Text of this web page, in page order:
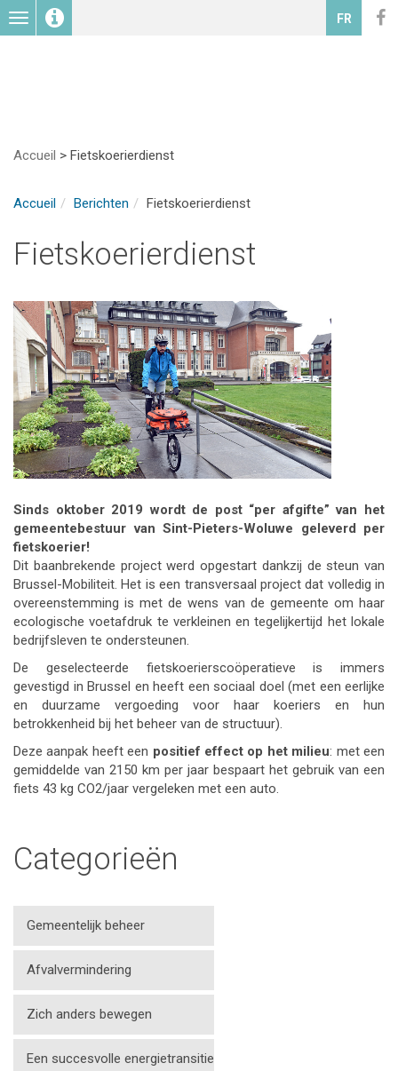
Toggle
navigation
FR
Accueil > Fietskoerierdienst
Accueil Berichten Fietskoerierdienst
Fietskoerierdienst
Sinds oktober 2019 wordt de post “per afgifte” van het
gemeentebestuur van Sint-Pieters-Woluwe geleverd per
fietskoerier!
Dit baanbrekende project werd opgestart dankzij de steun van
Brussel-Mobiliteit. Het is een transversaal project dat volledig in
overeenstemming is met de wens van de gemeente om haar
ecologische voetafdruk te verkleinen en tegelijkertijd het lokale
bedrijfsleven te ondersteunen.
De geselecteerde fietskoerierscoöperatieve is immers
gevestigd in Brussel en heeft een sociaal doel (met een eerlijke
en duurzame vergoeding voor haar koeriers en hun
betrokkenheid bij het beheer van de structuur).
Deze aanpak heeft een positief effect op het milieu: met een
gemiddelde van 2150 km per jaar bespaart het gebruik van een
fiets 43 kg CO2/jaar vergeleken met een auto.
Categorieën
Gemeentelijk beheer
Afvalvermindering
Zich anders bewegen
Een succesvolle energietransitie